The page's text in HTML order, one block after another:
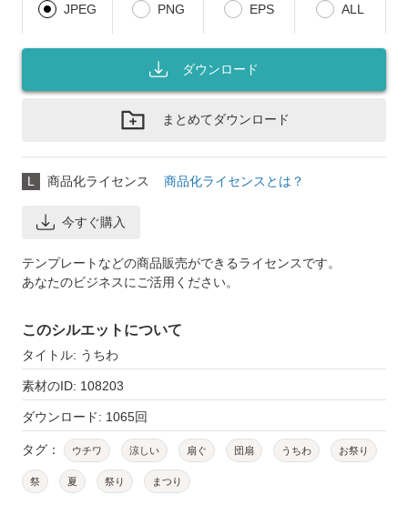
JPEG PNG EPS ALL
ダウンロード
まとめてダウンロード
L 商品化ライセンス 商品化ライセンスとは？
今すぐ購入
テンプレートなどの商品販売ができるライセンスです。
あなたのビジネスにご活用ください。
このシルエットについて
タイトル: うちわ
素材のID: 108203
ダウンロード: 1065回
タグ： ウチワ 涼しい 扇ぐ 団扇 うちわ お祭り
祭 夏 祭り まつり